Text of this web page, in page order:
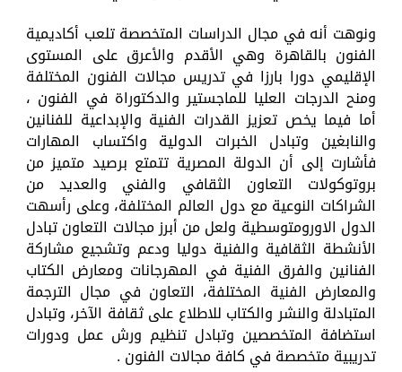
ونوهت أنه في مجال الدراسات المتخصصة تلعب أكاديمية
الفنون بالقاهرة وهي الأقدم والأعرق على المستوى
الإقليمي دورا بارزا في تدريس مجالات الفنون المختلفة
ومنح الدرجات العليا للماجستير والدكتوراة في الفنون ،
أما فيما يخص تعزيز القدرات الفنية والإبداعية للفنانين
والنابغين وتبادل الخبرات الدولية واكتساب المهارات
فأشارت إلى أن الدولة المصرية تتمتع برصيد متميز من
بروتوكولات التعاون الثقافي والفني والعديد من
الشراكات النوعية مع دول العالم المختلفة، وعلى رأسهت
الدول الاورومتوسطية ولعل من أبرز مجالات التعاون تبادل
الأنشطة الثقافية والفنية دوليا ودعم وتشجيع مشاركة
الفنانين والفرق الفنية في المهرجانات ومعارض الكتاب
والمعارض الفنية المختلفة، التعاون في مجال الترجمة
المتبادلة والنشر والكتاب للاطلاع على ثقافة الآخر، وتبادل
استضافة المتخصصين وتبادل تنظيم ورش عمل ودورات
تدريبية متخصصة في كافة مجالات الفنون .